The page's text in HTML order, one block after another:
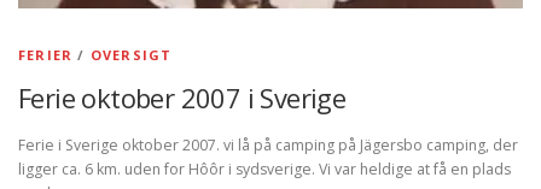
FERIER / OVERSIGT
Ferie oktober 2007 i Sverige
Ferie i Sverige oktober 2007. vi lå på camping på Jägersbo camping, der
ligger ca. 6 km. uden for Hôôr i sydsverige. Vi var heldige at få en plads